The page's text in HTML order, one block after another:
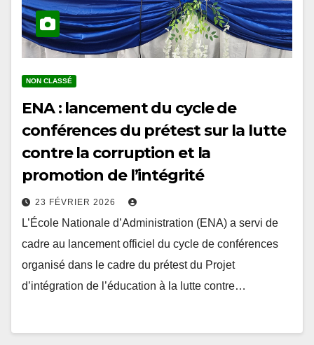
ENA : lancement du cycle de
conférences du prétest sur la lutte
contre la corruption et la
promotion de l’intégrité
L’École Nationale d’Administration (ENA) a servi de
cadre au lancement officiel du cycle de conférences
organisé dans le cadre du prétest du Projet
d’intégration de l’éducation à la lutte contre…